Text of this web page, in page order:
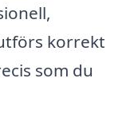
korrekt
som du